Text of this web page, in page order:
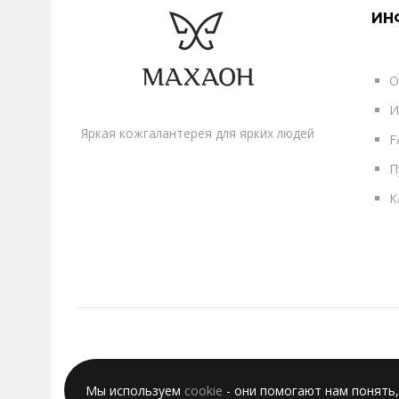
Яркая кожгалантерея для ярких людей
Мы используем cookie - они помогают нам